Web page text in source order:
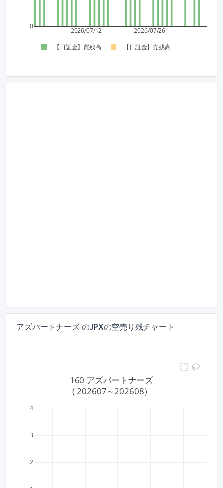
2026/07/12 2026/07/26
0
【日証金】買残高 【日証金】売残高
アズパートナーズ のJPXの空売り残チャート
2
3
4
160 アズパートナーズ
( 202607～202608）